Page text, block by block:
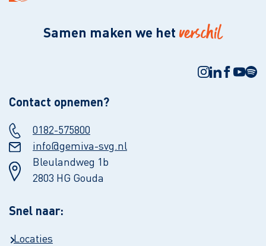
Samen maken we het verschil
Contact opnemen?
0182-575800
info@gemiva-svg.nl
Bleulandweg 1b
2803 HG Gouda
Snel naar:
Locaties